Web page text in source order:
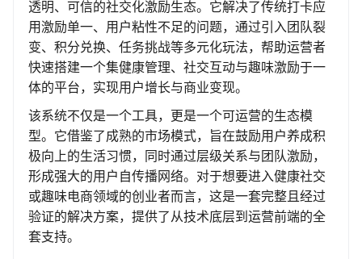
透明、可信的社交化激励生态。它解决了传统打卡应
用激励单一、用户粘性不足的问题，通过引入团队裂
变、积分兑换、任务挑战等多元化玩法，帮助运营者
快速搭建一个集健康管理、社交互动与趣味激励于一
体的平台，实现用户增长与商业变现。
该系统不仅是一个工具，更是一个可运营的生态模
型。它借鉴了成熟的市场模式，旨在鼓励用户养成积
极向上的生活习惯，同时通过层级关系与团队激励，
形成强大的用户自传播网络。对于想要进入健康社交
或趣味电商领域的创业者而言，这是一套完整且经过
验证的解决方案，提供了从技术底层到运营前端的全
套支持。